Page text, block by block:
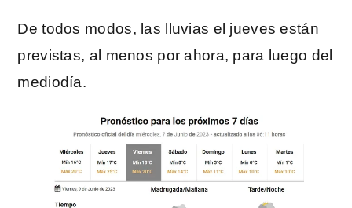
De todos modos, las lluvias el jueves están
previstas, al menos por ahora, para luego del
mediodía.